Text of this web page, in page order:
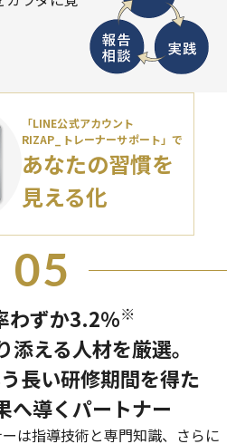
「LINE公式アカウント
RIZAP_トレーナーサポート」で
あなたの習慣を
見える化
05
わずか3.2％※
添える人材を厳選。
長い研修期間を得た
へ導くパートナー
は指導技術と専門知識、さらに